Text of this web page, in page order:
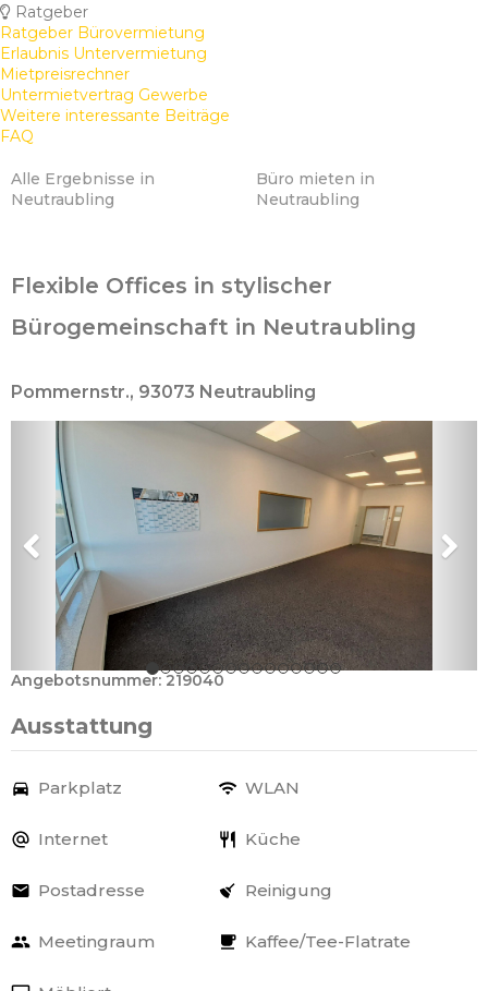
Ratgeber
Ratgeber Bürovermietung
Erlaubnis Untervermietung
Mietpreisrechner
Untermietvertrag Gewerbe
Weitere interessante Beiträge
FAQ
Alle Ergebnisse in
Neutraubling
Büro mieten in
Neutraubling
Flexible Offices in stylischer
Bürogemeinschaft in Neutraubling
Pommernstr., 93073 Neutraubling
Angebotsnummer: 219040
Ausstattung
Parkplatz WLAN
Internet Küche
Postadresse Reinigung
Meetingraum Kaffee/Tee-Flatrate